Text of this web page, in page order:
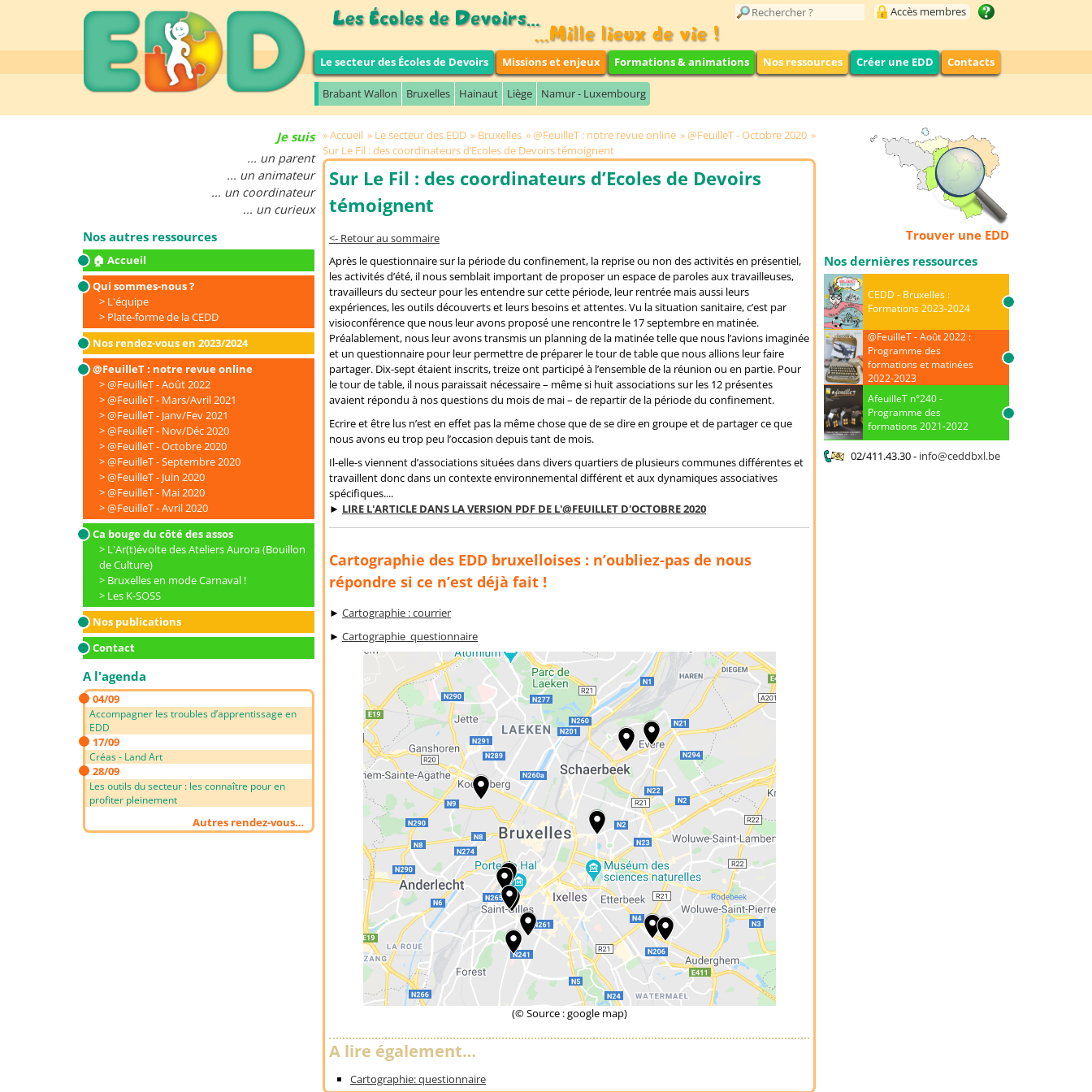
Accès membres
Le secteur des Écoles de Devoirs Missions et enjeux Formations & animations Nos ressources Créer une EDD Contacts
Brabant Wallon Bruxelles Hainaut Liège Namur - Luxembourg
Je suis
... un parent
... un animateur
... un coordinateur
... un curieux
Nos autres ressources
🏠 Accueil
Qui sommes-nous ?
L'équipe
Plate-forme de la CEDD
Nos rendez-vous en 2023/2024
@FeuilleT : notre revue online
@FeuilleT - Août 2022
@FeuilleT - Mars/Avril 2021
@FeuilleT - Janv/Fev 2021
@FeuilleT - Nov/Déc 2020
@FeuilleT - Octobre 2020
@FeuilleT - Septembre 2020
@FeuilleT - Juin 2020
@FeuilleT - Mai 2020
@FeuilleT - Avril 2020
Ca bouge du côté des assos
L'Ar(t)évolte des Ateliers Aurora (Bouillon
de Culture)
Bruxelles en mode Carnaval !
Les K-SOSS
Nos publications
Contact
A l'agenda
04/09
Accompagner les troubles d’apprentissage en
EDD
17/09
Créas - Land Art
28/09
Les outils du secteur : les connaître pour en
profiter pleinement
Autres rendez-vous…
Accueil Le secteur des EDD Bruxelles @FeuilleT : notre revue online
@FeuilleT - Octobre 2020
Sur Le Fil : des coordinateurs d’Ecoles de Devoirs témoignent
Sur Le Fil : des coordinateurs d’Ecoles de Devoirs
témoignent
<- Retour au sommaire
Après le questionnaire sur la période du confinement, la reprise ou non des activités en présentiel,
les activités d’été, il nous semblait important de proposer un espace de paroles aux travailleuses,
travailleurs du secteur pour les entendre sur cette période, leur rentrée mais aussi leurs
expériences, les outils découverts et leurs besoins et attentes. Vu la situation sanitaire, c’est par
visioconférence que nous leur avons proposé une rencontre le 17 septembre en matinée.
Préalablement, nous leur avons transmis un planning de la matinée telle que nous l’avions imaginée
et un questionnaire pour leur permettre de préparer le tour de table que nous allions leur faire
partager. Dix-sept étaient inscrits, treize ont participé à l’ensemble de la réunion ou en partie. Pour
le tour de table, il nous paraissait nécessaire – même si huit associations sur les 12 présentes
avaient répondu à nos questions du mois de mai – de repartir de la période du confinement.
Ecrire et être lus n’est en effet pas la même chose que de se dire en groupe et de partager ce que
nous avons eu trop peu l’occasion depuis tant de mois.
Il-elle-s viennent d’associations situées dans divers quartiers de plusieurs communes différentes et
travaillent donc dans un contexte environnemental différent et aux dynamiques associatives
spécifiques....
► LIRE L'ARTICLE DANS LA VERSION PDF DE L'@FEUILLET D'OCTOBRE 2020
Cartographie des EDD bruxelloises : n’oubliez-pas de nous
répondre si ce n’est déjà fait !
► Cartographie : courrier
► Cartographie_questionnaire
(© Source : google map)
A lire également…
Cartographie: questionnaire
Trouver une EDD
Nos dernières ressources
CEDD - Bruxelles :
Formations 2023-2024
@FeuilleT - Août 2022 :
Programme des
formations et matinées
2022-2023
AfeuilleT n°240 -
Programme des
formations 2021-2022
02/411.43.30- info@ceddbxl.be